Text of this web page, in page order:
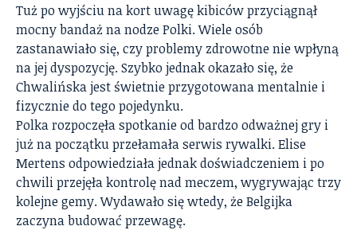
Tuż po wyjściu na kort uwagę kibiców przyciągnął
mocny bandaż na nodze Polki. Wiele osób
zastanawiało się, czy problemy zdrowotne nie wpłyną
na jej dyspozycję. Szybko jednak okazało się, że
Chwalińska jest świetnie przygotowana mentalnie i
fizycznie do tego pojedynku.
Polka rozpoczęła spotkanie od bardzo odważnej gry i
już na początku przełamała serwis rywalki. Elise
Mertens odpowiedziała jednak doświadczeniem i po
chwili przejęła kontrolę nad meczem, wygrywając trzy
kolejne gemy. Wydawało się wtedy, że Belgijka
zaczyna budować przewagę.